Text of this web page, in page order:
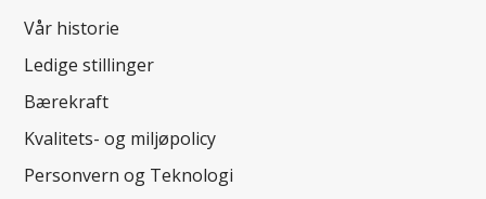
Vår historie
Ledige stillinger
Bærekraft
Kvalitets- og miljøpolicy
Personvern og Teknologi